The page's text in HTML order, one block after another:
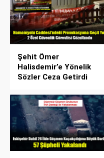
Şehit Ömer
Halisdemir’e Yönelik
Sözler Ceza Getirdi